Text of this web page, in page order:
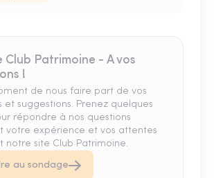
Club Patrimoine - A vos
!
de nous faire part de vos
et suggestions. Prenez quelques
répondre à nos questions
votre expérience et vos attentes
notre site Club Patrimoine.
au sondage